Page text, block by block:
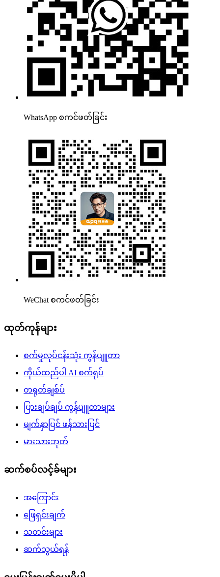
WhatsApp စကင်ဖတ်ခြင်း
WeChat စကင်ဖတ်ခြင်း
ထုတ်ကုန်များ
စက်မှုလုပ်ငန်းသုံး ကွန်ပျူတာ
ကိုယ်ထည်ပါ AI စက်ရုပ်
တရုတ်ချစ်ပ်
ပြားချပ်ချပ် ကွန်ပျူတာများ
မျက်နှာပြင် ဖန်သားပြင်
မားသားဘုတ်
ဆက်စပ်လင့်ခ်များ
အကြောင်း
ဖြေရှင်းချက်
သတင်းများ
ဆက်သွယ်ရန်